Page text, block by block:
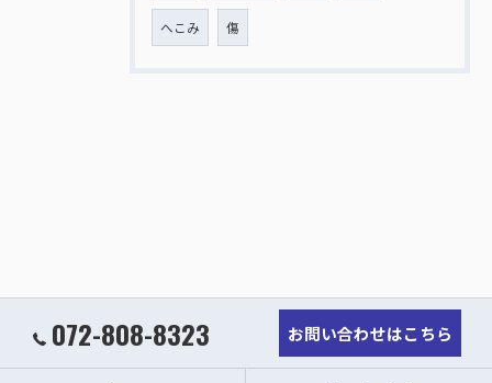
へこみ 傷
072-808-8323 お問い合わせはこちら